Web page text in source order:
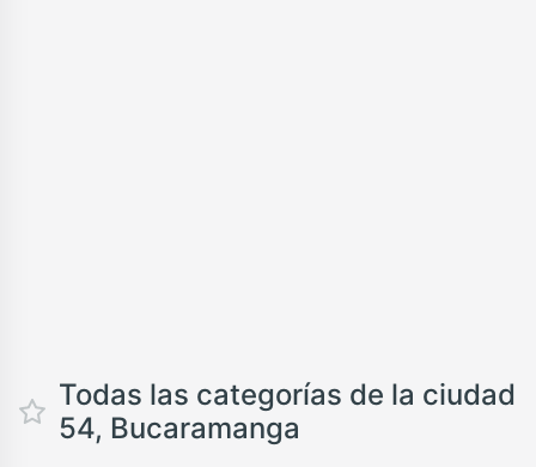
Todas las categorías de la ciudad
54, Bucaramanga